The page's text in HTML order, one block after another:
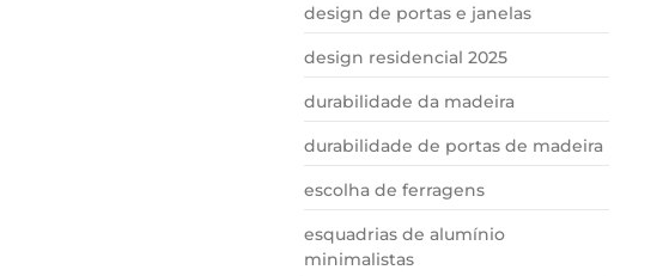
design de portas e janelas
design residencial 2025
durabilidade da madeira
durabilidade de portas de madeira
escolha de ferragens
esquadrias de alumínio
minimalistas